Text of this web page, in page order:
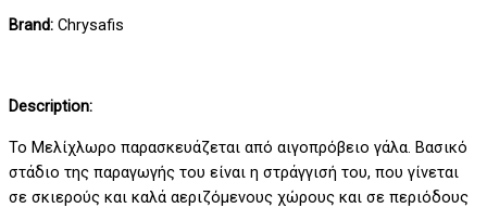
Brand: Chrysafis
Description:
Το Μελίχλωρο παρασκευάζεται από αιγοπρόβειο γάλα. Βασικό
στάδιο της παραγωγής του είναι η στράγγισή του, που γίνεται
σε σκιερούς και καλά αεριζόμενους χώρους και σε περιόδους